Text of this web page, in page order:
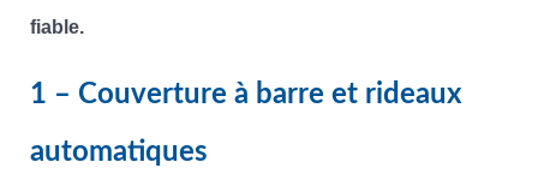
fiable.
1 – Couverture à barre et rideaux
automatiques